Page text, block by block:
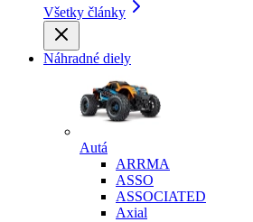
Všetky články
Náhradné diely
Autá
ARRMA
ASSO
ASSOCIATED
Axial